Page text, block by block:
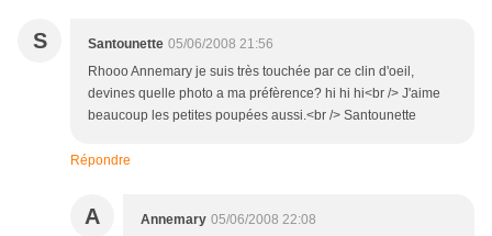
S Santounette 05/06/2008 21:56
Rhooo Annemary je suis très touchée par ce clin d'oeil,
devines quelle photo a ma préfèrence? hi hi hi<br /> J'aime
beaucoup les petites poupées aussi.<br /> Santounette
Répondre
A Annemary 05/06/2008 22:08